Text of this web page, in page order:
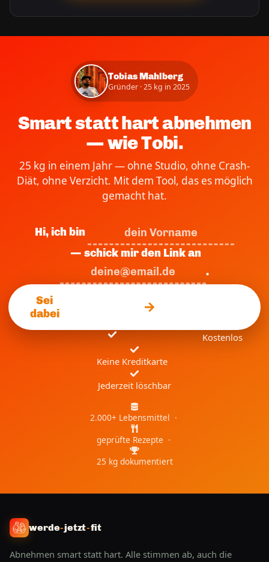
Tobias Mahlberg
Gründer · 25 kg in 2025
Smart statt hart abnehmen
— wie Tobi.
25 kg in einem Jahr — ohne Studio, ohne Crash-
Diät, ohne Verzicht. Mit dem Tool, das es möglich
gemacht hat.
Hi, ich bin
— schick mir den Link an
.
Sei
dabei
Kostenlos
Keine Kreditkarte
Jederzeit löschbar
2.000+ Lebensmittel ·
geprüfte Rezepte ·
25 kg dokumentiert
werde-jetzt-fit
Abnehmen smart statt hart. Alle stimmen ab, auch die